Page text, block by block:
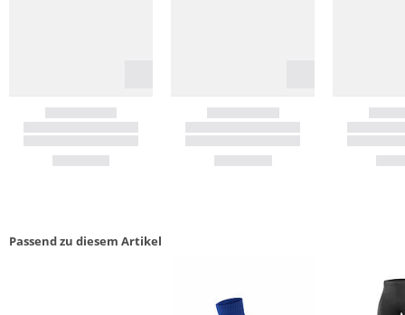
Passend zu diesem Artikel